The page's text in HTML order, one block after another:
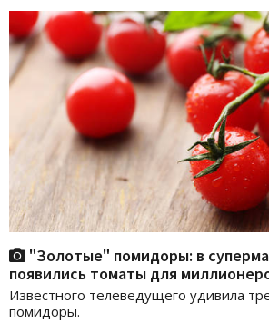
"Золотые" помидоры: в
появились томаты для
Известного телеведущего удивила
помидоры.